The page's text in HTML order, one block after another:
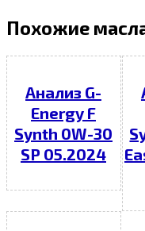
Похожие
Анализ G-
Energy F
Synth 0W-30
SP 05.2024